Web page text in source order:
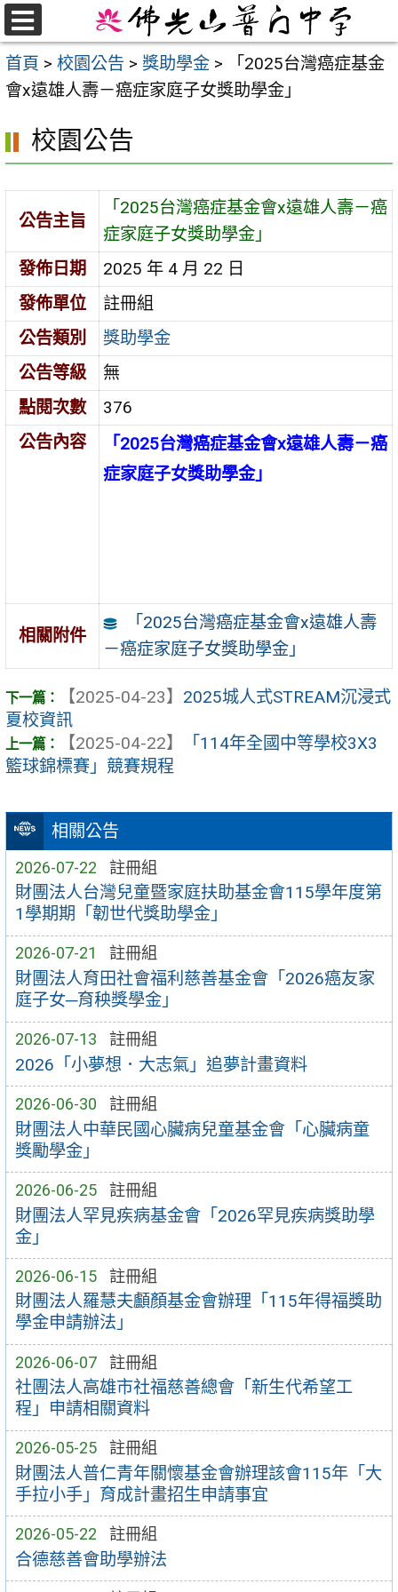
跳
至
主
要
首頁 > 校園公告 > 獎助學金 >
「2025台灣癌症基金
會x遠雄人壽－癌症家庭子女獎助學金」
相關公告
2026-07-22 註冊組
財團法人台灣兒童暨家庭扶助基金會115學年度第
1學期期「韌世代獎助學金」
2026-07-21 註冊組
財團法人育田社會福利慈善基金會「2026癌友家
庭子女─育秧獎學金」
2026-07-13 註冊組
2026「小夢想．大志氣」追夢計畫資料
2026-06-30 註冊組
財團法人中華民國心臟病兒童基金會「心臟病童
獎勵學金」
2026-06-25 註冊組
財團法人罕見疾病基金會「2026罕見疾病獎助學
金」
2026-06-15 註冊組
財團法人羅慧夫顱顏基金會辦理「115年得福獎助
學金申請辦法」
2026-06-07 註冊組
社團法人高雄市社福慈善總會「新生代希望工
程」申請相關資料
2026-05-25 註冊組
財團法人普仁青年關懷基金會辦理該會115年「大
手拉小手」育成計畫招生申請事宜
2026-05-22 註冊組
合德慈善會助學辦法
校園公告
公告主旨
「2025台灣癌症基金會x遠雄人壽－癌
症家庭子女獎助學金」
發佈日期
2025 年 4 月 22 日
發佈單位
註冊組
公告類別
獎助學金
公告等級
無
點閱次數
376
公告內容
「2025台灣癌症基金會x遠雄人壽－癌
症家庭子女獎助學金」
相關附件
「2025台灣癌症基金會x遠雄人壽
－癌症家庭子女獎助學金」
【2025-04-23】 2025城人式STREAM沉浸式
夏校資訊
【2025-04-22】
「114年全國中等學校3X3
籃球錦標賽」競賽規程
選
單